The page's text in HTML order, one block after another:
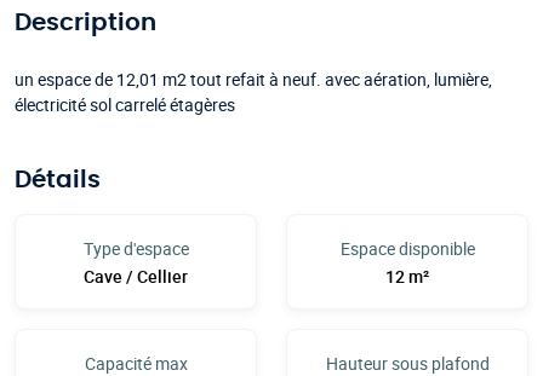
Description
un espace de 12,01 m2 tout refait à neuf. avec aération, lumière,
électricité sol carrelé étagères
Détails
Type d'espace
Cave / Cellier
Espace disponible
12 m²
Capacité max
Hauteur sous plafond